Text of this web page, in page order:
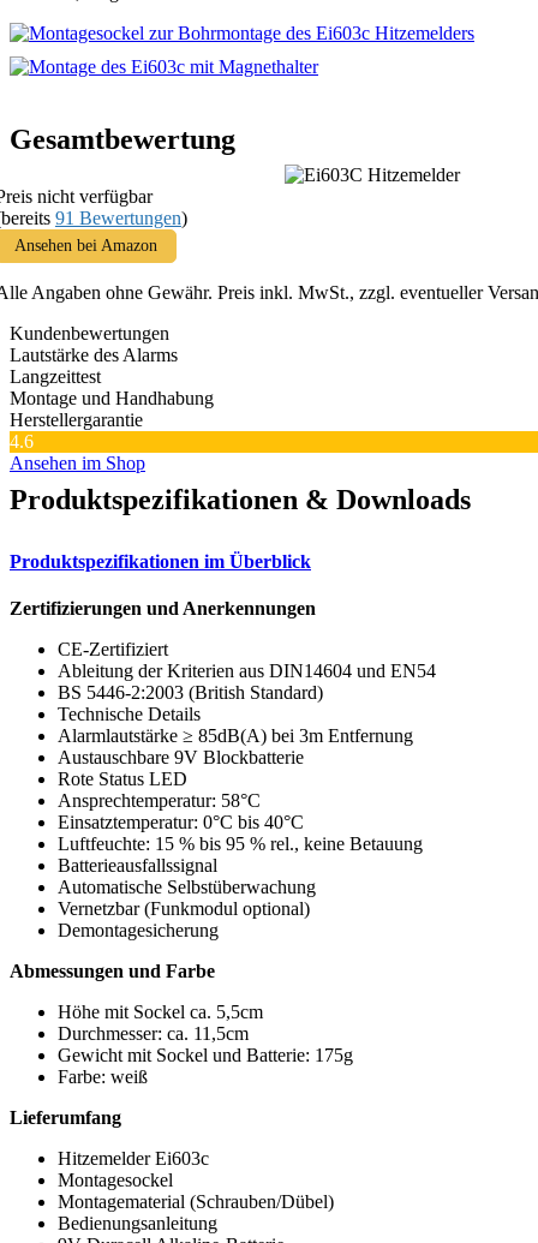
Gesamtbewertung
nicht verfügbar
91 Bewertungen)
Ansehen bei Amazon
Angaben ohne Gewähr. Preis inkl. MwSt., zzgl. eventueller
Kundenbewertungen
Lautstärke des Alarms
Langzeittest
Montage und Handhabung
Herstellergarantie
4.6
Ansehen im Shop
Produktspezifikationen & Downloads
Produktspezifikationen im Überblick
Zertifizierungen und Anerkennungen
CE-Zertifiziert
Ableitung der Kriterien aus DIN14604 und EN54
BS 5446-2:2003 (British Standard)
Technische Details
Alarmlautstärke ≥ 85dB(A) bei 3m Entfernung
Austauschbare 9V Blockbatterie
Rote Status LED
Ansprechtemperatur: 58°C
Einsatztemperatur: 0°C bis 40°C
Luftfeuchte: 15 % bis 95 % rel., keine Betauung
Batterieausfallssignal
Automatische Selbstüberwachung
Vernetzbar (Funkmodul optional)
Demontagesicherung
Abmessungen und Farbe
Höhe mit Sockel ca. 5,5cm
Durchmesser: ca. 11,5cm
Gewicht mit Sockel und Batterie: 175g
Farbe: weiß
Lieferumfang
Hitzemelder Ei603c
Montagesockel
Montagematerial (Schrauben/Dübel)
Bedienungsanleitung